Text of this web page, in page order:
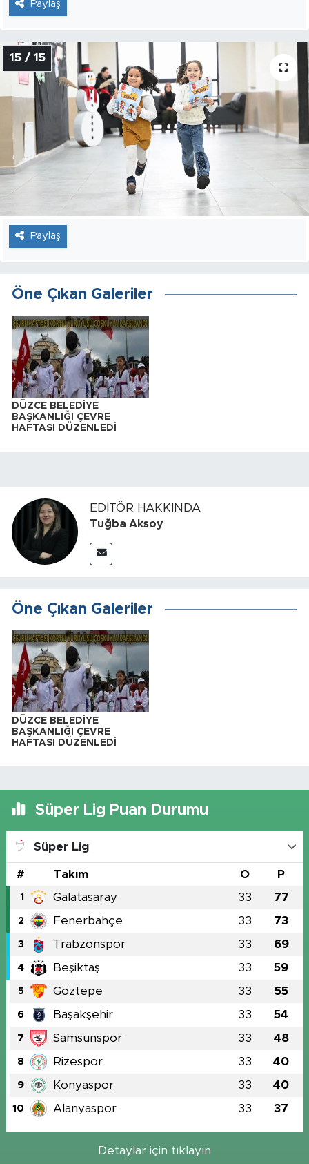
Paylaş
15 / 15
Paylaş
Öne Çıkan Galeriler
DÜZCE BELEDİYE
BAŞKANLIĞI ÇEVRE
HAFTASI DÜZENLEDİ
EDITÖR HAKKINDA
Tuğba Aksoy
Öne Çıkan Galeriler
DÜZCE BELEDİYE
BAŞKANLIĞI ÇEVRE
HAFTASI DÜZENLEDİ
Süper Lig Puan Durumu
Süper Lig
# Takım O P
1 Galatasaray 33 77
2 Fenerbahçe 33 73
3 Trabzonspor 33 69
4 Beşiktaş 33 59
5 Göztepe 33 55
6 Başakşehir 33 54
7 Samsunspor 33 48
8 Rizespor 33 40
9 Konyaspor 33 40
10 Alanyaspor 33 37
Detaylar için tıklayın